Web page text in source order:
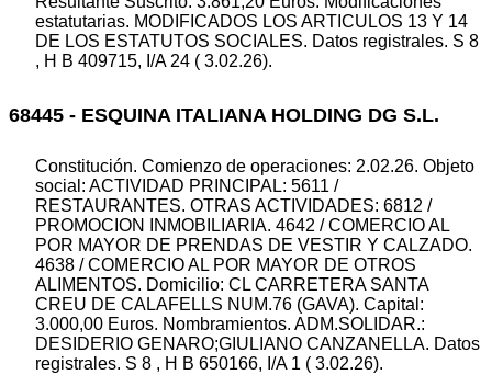
estatutarias. MODIFICADOS LOS ARTICULOS 13 Y 14
DE LOS ESTATUTOS SOCIALES. Datos registrales. S 8
, H B 409715, I/A 24 ( 3.02.26).
68445 - ESQUINA ITALIANA HOLDING DG S.L.
Constitución. Comienzo de operaciones: 2.02.26. Objeto
social: ACTIVIDAD PRINCIPAL: 5611 /
RESTAURANTES. OTRAS ACTIVIDADES: 6812 /
PROMOCION INMOBILIARIA. 4642 / COMERCIO AL
POR MAYOR DE PRENDAS DE VESTIR Y CALZADO.
4638 / COMERCIO AL POR MAYOR DE OTROS
ALIMENTOS. Domicilio: CL CARRETERA SANTA
CREU DE CALAFELLS NUM.76 (GAVA). Capital:
3.000,00 Euros. Nombramientos. ADM.SOLIDAR.:
DESIDERIO GENARO;GIULIANO CANZANELLA. Datos
registrales. S 8 , H B 650166, I/A 1 ( 3.02.26).